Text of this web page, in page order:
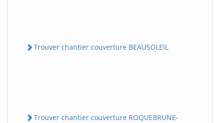
Trouver chantier couverture BEAUSOLEIL
Trouver chantier couverture ROQUEBRUNE-